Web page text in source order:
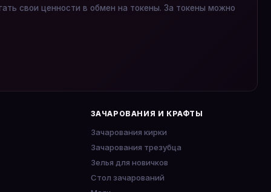
свои ценности в обмен на токены. За токены можно
ЗАЧАРОВАНИЯ И КРАФТЫ
Зачарования кирки
Зачарования трезубца
Зелья для новичков
Стол зачарований